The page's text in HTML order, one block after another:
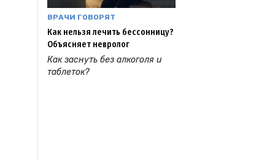
ВРАЧИ ГОВОРЯТ
Как нельзя лечить бессонницу?
Объясняет невролог
Как заснуть без алкоголя и
таблеток?